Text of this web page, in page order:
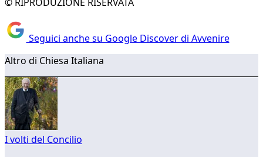
Seguici anche su Google Discover di Avvenire
Altro di Chiesa Italiana
I volti del Concilio